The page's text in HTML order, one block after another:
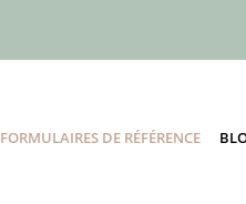
FORMULAIRES DE RÉFÉRENCE